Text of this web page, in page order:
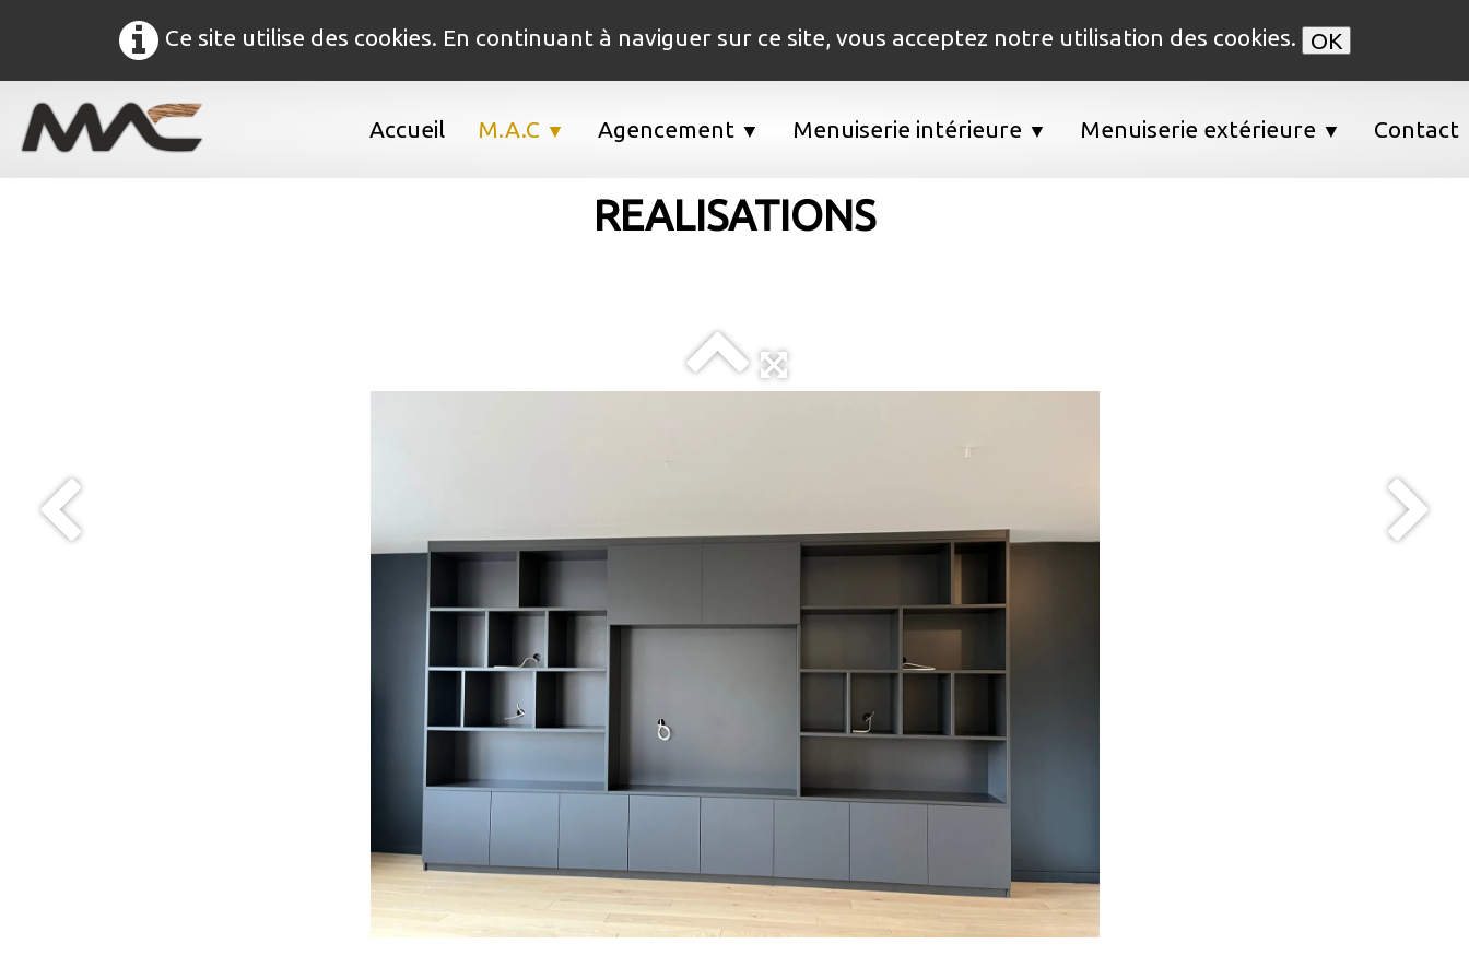
Ce site utilise des cookies. En continuant à naviguer sur ce site, vous acceptez notre utilisation des cookies. OK
Accueil M.A.C ▼ Agencement ▼ Menuiserie intérieure ▼ Menuiserie extérieure ▼ Contact
REALISATIONS